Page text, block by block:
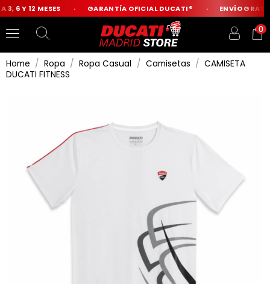
6 Y 12 MESES GARANTÍA OFICIAL DUCATI® ENVÍO
0
Home Ropa Ropa Casual Camisetas
CAMISETA
DUCATI FITNESS